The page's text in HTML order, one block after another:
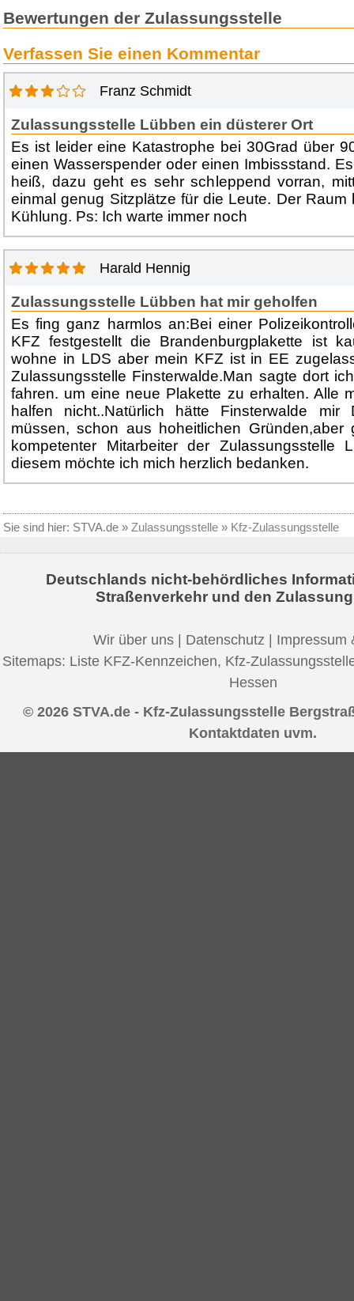
Bewertungen der Zulassungsstelle
Verfassen Sie einen Kommentar
Franz Schmidt
Zulassungsstelle Lübben ein düsterer Ort
Es ist leider eine Katastrophe bei 30Grad über
einen Wasserspender oder einen Imbissstand.
heiß, dazu geht es sehr schleppend vorran,
einmal genug Sitzplätze für die Leute. Der Raum
Kühlung. Ps: Ich warte immer noch
Harald Hennig
Zulassungsstelle Lübben hat mir geholfen
Es fing ganz harmlos an:Bei einer
KFZ festgestellt die Brandenburgplakette ist
wohne in LDS aber mein KFZ ist in EE
Zulassungsstelle Finsterwalde.Man sagte dort
fahren. um eine neue Plakette zu erhalten. Alle
halfen nicht..Natürlich hätte Finsterwalde mir
müssen, schon aus hoheitlichen Gründen,aber
kompetenter Mitarbeiter der Zulassungsstelle
diesem möchte ich mich herzlich bedanken.
Sie sind hier: STVA.de » Zulassungsstelle » Kfz-Zulassungsstelle
Deutschlands nicht-behördliches
Straßenverkehr und den
Wir über uns | Datenschutz | Impressum
Sitemaps: Liste KFZ-Kennzeichen, Kfz-
Hessen
© 2026 STVA.de - Kfz-Zulassungsstelle
Kontaktdaten uvm.